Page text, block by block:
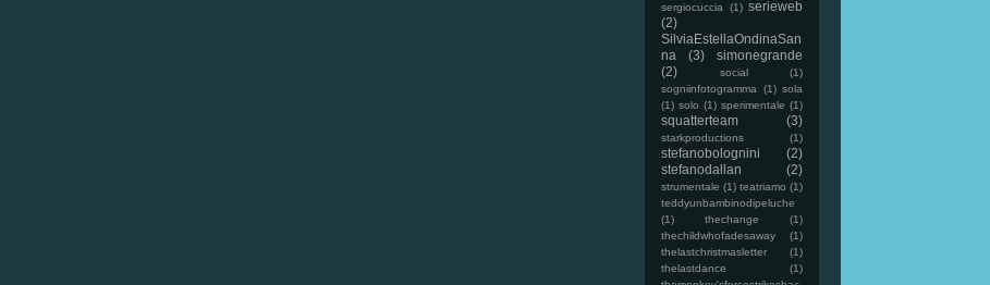
sergiocuccia (1) serieweb
(2)
SilviaEstellaOndinaSan
na
(3)
simonegrande
(2)
social
(1)
sogniinfotogramma
(1) sola
(1) solo (1) sperimentale (1)
squatterteam (3)
starkproductions (1)
stefanobolognini
(2)
stefanodallan
(2)
strumentale (1) teatriamo (1)
teddyunbambinodipeluche
(1)
thechange
(1)
thechildwhofadesaway
(1)
thelastchristmasletter
(1)
thelastdance
(1)